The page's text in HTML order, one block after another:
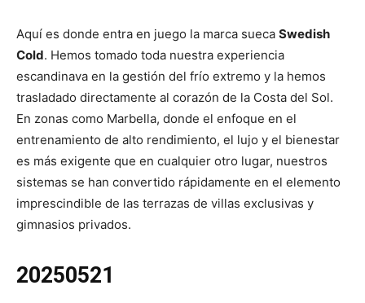
Aquí es donde entra en juego la marca sueca Swedish
Cold. Hemos tomado toda nuestra experiencia
escandinava en la gestión del frío extremo y la hemos
trasladado directamente al corazón de la Costa del Sol.
En zonas como Marbella, donde el enfoque en el
entrenamiento de alto rendimiento, el lujo y el bienestar
es más exigente que en cualquier otro lugar, nuestros
sistemas se han convertido rápidamente en el elemento
imprescindible de las terrazas de villas exclusivas y
gimnasios privados.
20250521